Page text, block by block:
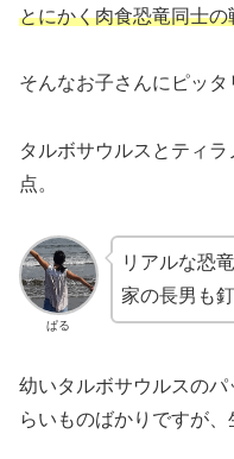
とにかく肉食恐竜同士の
そんなお子さんにピッタ
タルボサウルスとティ
点。
ぱる
リアルな恐
家の長男も
幼いタルボサウルスの
らいものばかりですが、